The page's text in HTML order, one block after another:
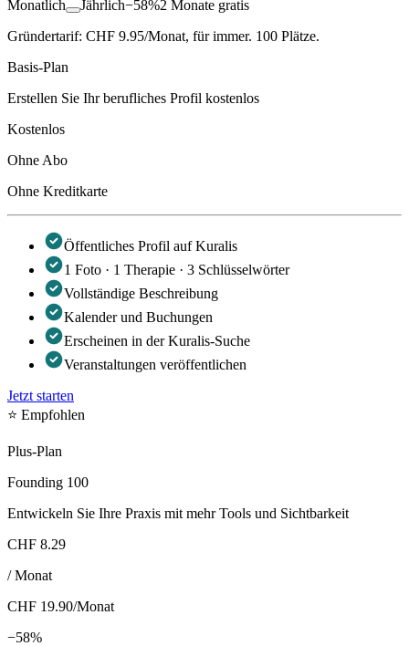
Monatlich Jährlich−58%2 Monate gratis
Gründertarif: CHF 9.95/Monat, für immer. 100 Plätze.
Basis-Plan
Erstellen Sie Ihr berufliches Profil kostenlos
Kostenlos
Ohne Abo
Ohne Kreditkarte
Öffentliches Profil auf Kuralis
1 Foto · 1 Therapie · 3 Schlüsselwörter
Vollständige Beschreibung
Kalender und Buchungen
Erscheinen in der Kuralis-Suche
Veranstaltungen veröffentlichen
Jetzt starten
⭐ Empfohlen
Plus-Plan
Founding 100
Entwickeln Sie Ihre Praxis mit mehr Tools und Sichtbarkeit
CHF 8.29
/Monat
CHF 19.90/Monat
−58%